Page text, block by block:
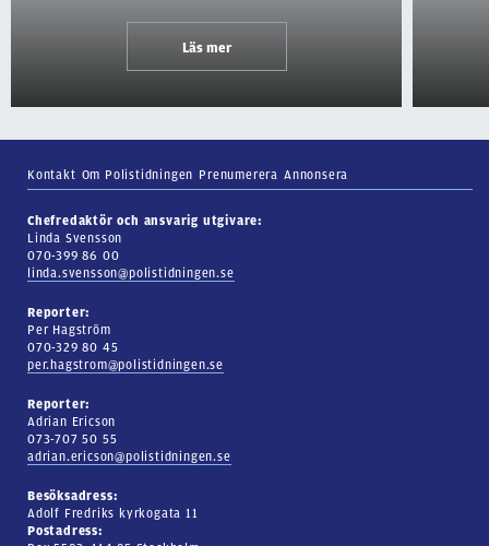
Läs mer
Kontakt Om Polistidningen Prenumerera Annonsera
Chefredaktör och ansvarig utgivare:
Linda Svensson
070-399 86 00
linda.svensson@polistidningen.se
Reporter:
Per Hagström
070-329 80 45
per.hagstrom@polistidningen.se
Reporter:
Adrian Ericson
073-707 50 55
adrian.ericson@polistidningen.se
Besöksadress:
Adolf Fredriks kyrkogata 11
Postadress: